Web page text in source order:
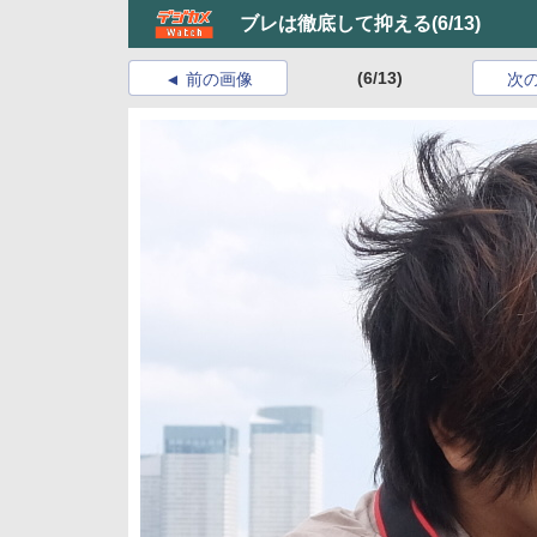
ブレは徹底して抑える(6/13)
前の画像 (6/13) 次